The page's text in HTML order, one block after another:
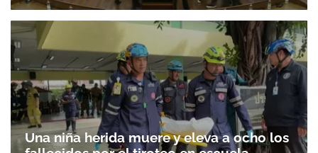
Una niña herida muere y eleva a ocho los